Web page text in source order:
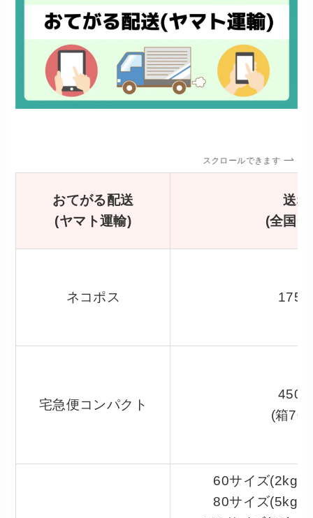
スクロールできます
おてがる配送
(ヤマト運輸)
送料
(全国
ネコポス 175
宅急便コンパクト
450
(箱70
60サイズ(2kg
80サイズ(5kg